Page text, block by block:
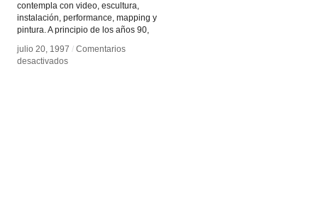
contempla con video, escultura,
instalación, performance, mapping y
pintura. A principio de los años 90,
julio 20, 1997 / Comentarios
desactivadosen
julio 20, 1997 / Comentarios
desactivadosen